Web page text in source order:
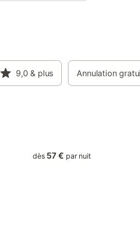
9,0 & plus Annulation
dès 57 € par nuit